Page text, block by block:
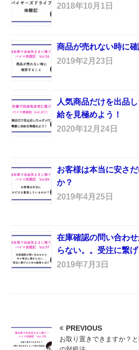
2018年10月1日
商品が売れない時に
2019年2月23日
人気商品だけを出品
給を見極めよう！
2020年12月24日
お客様は本当に安さ
か？
2019年4月25日
在庫確認の問い合わ
らない。。受注に繋
2019年7月3日
PREVIOUS
お取り置きできますか？